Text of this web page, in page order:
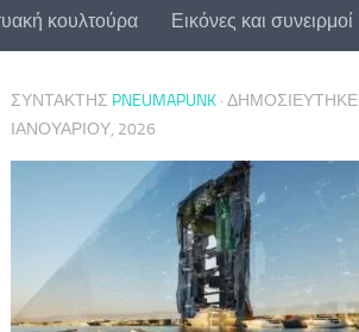
κουλτούρα Εικόνες και συνειρμοί
ΣΥΝΤΆΚΤΗΣ PNEUMAPUNK · ΔΗΜΟΣΙΕΎΤΗΚΕ
ΙΑΝΟΥΑΡΊΟΥ, 2026